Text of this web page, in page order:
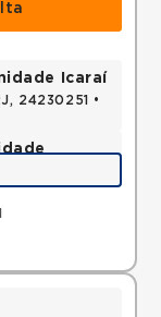
Icaraí
24230251 •
Janeiro, RJ,